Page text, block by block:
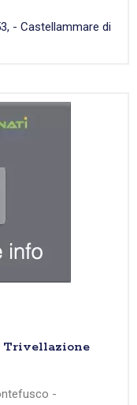
- Castellammare di
Trivellazione
-